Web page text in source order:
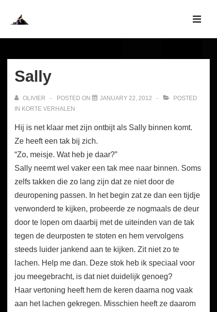
Content
Navigation
Sally
OLIVIER POSTED ON JANUARY 22, 2012
POSTED
IN KORTE VERHALEN
Hij is net klaar met zijn ontbijt als Sally binnen komt.
Ze heeft een tak bij zich.
“Zo, meisje. Wat heb je daar?”
Sally neemt wel vaker een tak mee naar binnen. Soms
zelfs takken die zo lang zijn dat ze niet door de
deuropening passen. In het begin zat ze dan een tijdje
verwonderd te kijken, probeerde ze nogmaals de deur
door te lopen om daarbij met de uiteinden van de tak
tegen de deurposten te stoten en hem vervolgens
steeds luider jankend aan te kijken. Zit niet zo te
lachen. Help me dan. Deze stok heb ik speciaal voor
jou meegebracht, is dat niet duidelijk genoeg?
Haar vertoning heeft hem de keren daarna nog vaak
aan het lachen gekregen. Misschien heeft ze daarom